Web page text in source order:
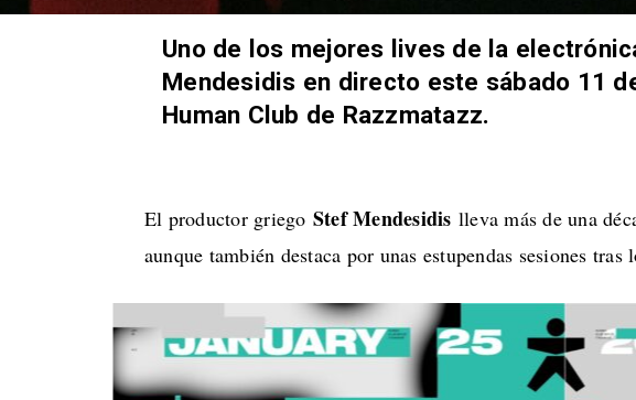
Uno de los mejores lives de la
Mendesidis en directo este sábado 11
Human Club de Razzmatazz.
El productor griego Stef Mendesidis lleva más de una
aunque también destaca por unas estupendas sesiones tras